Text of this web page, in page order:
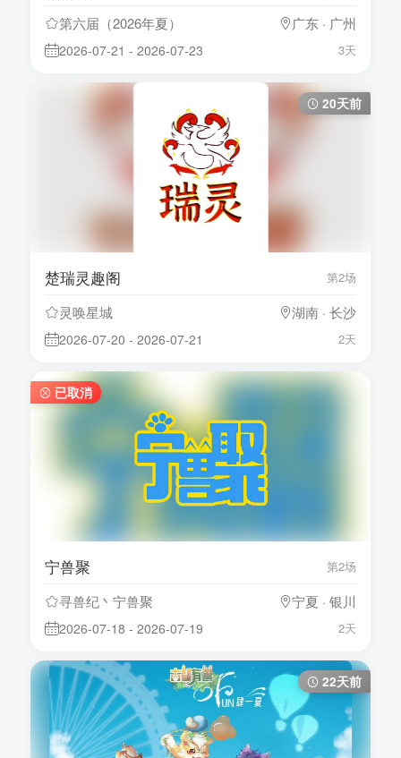
第六届（2026年夏） 广东 · 广州
2026-07-21 - 2026-07-23 3天
20天前
楚瑞灵趣阁 第2场
灵唤星城 湖南 · 长沙
2026-07-20 - 2026-07-21 2天
已取消
宁兽聚 第2场
寻兽纪丶宁兽聚 宁夏 · 银川
2026-07-18 - 2026-07-19 2天
22天前